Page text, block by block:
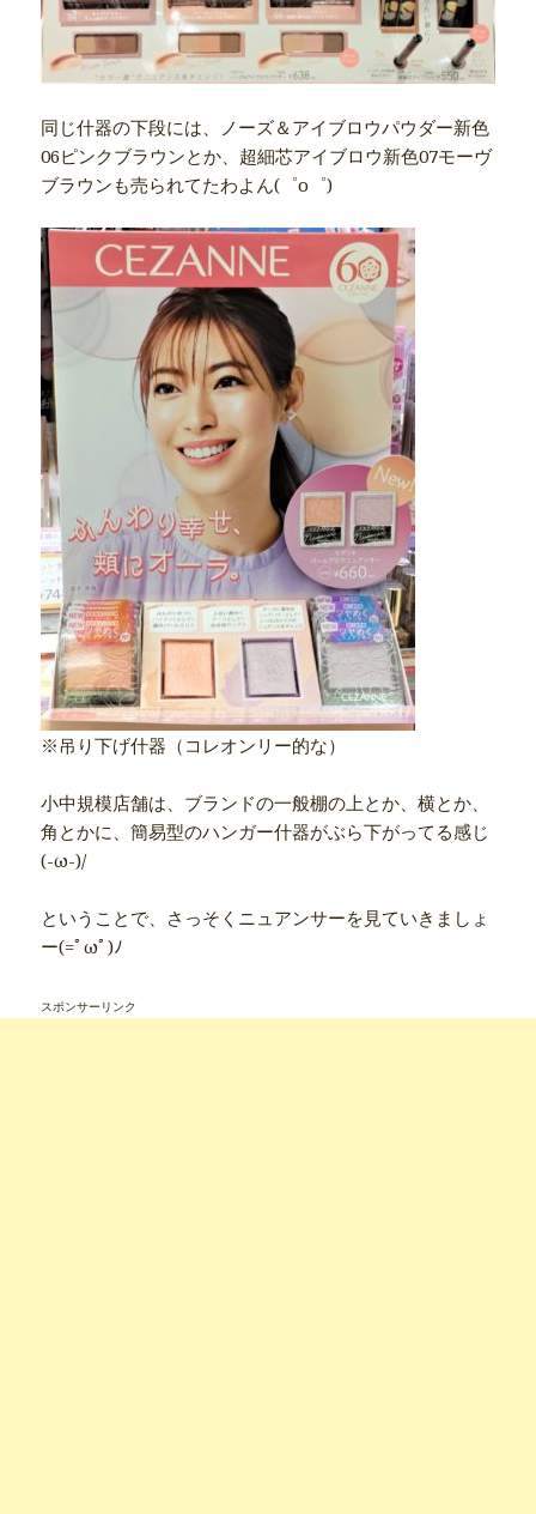
同じ什器の下段には、ノーズ＆アイブロウパウダー新色
06ピンクブラウンとか、超細芯アイブロウ新色07モーヴ
ブラウンも売られてたわよん(゜o゜)
※吊り下げ什器（コレオンリー的な）
小中規模店舗は、ブランドの一般棚の上とか、横とか、
角とかに、簡易型のハンガー什器がぶら下がってる感じ
(-ω-)/
ということで、さっそくニュアンサーを見ていきましょ
ー(=ﾟωﾟ)ﾉ
スポンサーリンク